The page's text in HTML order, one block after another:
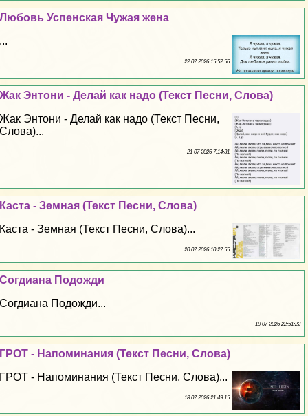
Любовь Успенская Чужая жена
...
22 07 2026 15:52:56
Жак Энтони - Делай как надо (Текст Песни, Слова)
Жак Энтони - Делай как надо (Текст Песни,
Слова)...
21 07 2026 7:14:31
Каста - Земная (Текст Песни, Слова)
Каста - Земная (Текст Песни, Слова)...
20 07 2026 10:27:55
Согдиана Подожди
Согдиана Подожди...
19 07 2026 22:51:22
ГРОТ - Напоминания (Текст Песни, Слова)
ГРОТ - Напоминания (Текст Песни, Слова)...
18 07 2026 21:49:15